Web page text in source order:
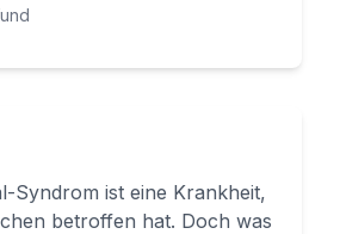
Syndrom ist eine Krankheit,
betroffen hat. Doch was